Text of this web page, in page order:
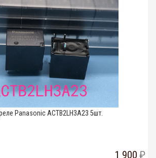
Panasonic ACTB2LH3A23 5шт.
1 900